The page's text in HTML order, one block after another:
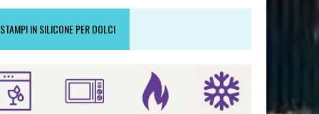
STAMPI IN SILICONE PER DOLCI